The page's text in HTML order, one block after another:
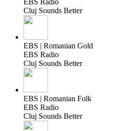
Cluj Sounds Better
EBS | Romanian Gold
EBS Radio
Cluj Sounds Better
EBS | Romanian Folk
EBS Radio
Cluj Sounds Better